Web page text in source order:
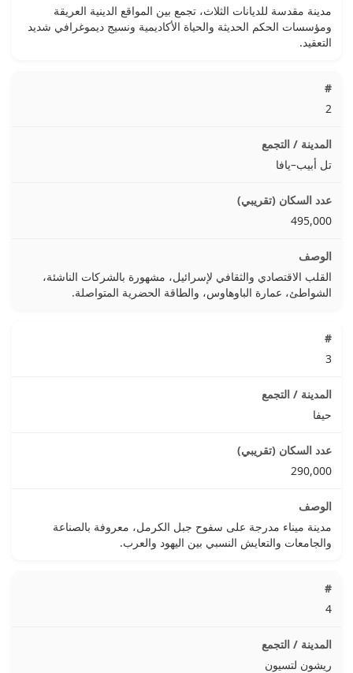
مدينة مقدسة للديانات الثلاث، تجمع بين المواقع الدينية العريقة
ومؤسسات الحكم الحديثة والحياة الأكاديمية ونسيج ديموغرافي شديد
التعقيد.
2
تل أبيب–يافا
495,000
القلب الاقتصادي والثقافي لإسرائيل، مشهورة بالشركات الناشئة،
الشواطئ، عمارة الباوهاوس، والطاقة الحضرية المتواصلة.
3
حيفا
290,000
مدينة ميناء مدرجة على سفوح جبل الكرمل، معروفة بالصناعة
والجامعات والتعايش النسبي بين اليهود والعرب.
4
ريشون لتسيون